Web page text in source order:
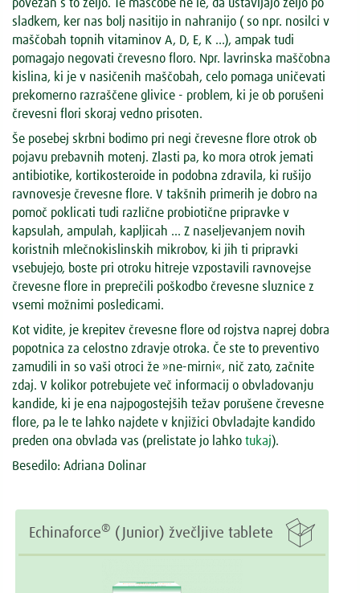
povezan s to željo. Te maščobe ne le, da ustavljajo željo po
sladkem, ker nas bolj nasitijo in nahranijo ( so npr. nosilci v
maščobah topnih vitaminov A, D, E, K ...), ampak tudi
pomagajo negovati črevesno floro. Npr. lavrinska maščobna
kislina, ki je v nasičenih maščobah, celo pomaga uničevati
prekomerno razraščene glivice - problem, ki je ob porušeni
črevesni flori skoraj vedno prisoten.
Še posebej skrbni bodimo pri negi črevesne flore otrok ob
pojavu prebavnih motenj. Zlasti pa, ko mora otrok jemati
antibiotike, kortikosteroide in podobna zdravila, ki rušijo
ravnovesje črevesne flore. V takšnih primerih je dobro na
pomoč poklicati tudi različne probiotične pripravke v
kapsulah, ampulah, kapljicah ... Z naseljevanjem novih
koristnih mlečnokislinskih mikrobov, ki jih ti pripravki
vsebujejo, boste pri otroku hitreje vzpostavili ravnovejse
črevesne flore in preprečili poškodbo črevesne sluznice z
vsemi možnimi posledicami.
Kot vidite, je krepitev črevesne flore od rojstva naprej dobra
popotnica za celostno zdravje otroka. Če ste to preventivo
zamudili in so vaši otroci že »ne-mirni«, nič zato, začnite
zdaj. V kolikor potrebujete več informacij o obvladovanju
kandide, ki je ena najpogostejših težav porušene črevesne
flore, pa le te lahko najdete v knjižici Obvladajte kandido
preden ona obvlada vas (prelistate jo lahko tukaj).
Besedilo: Adriana Dolinar

Echinaforce® (Junior) žvečljive tablete